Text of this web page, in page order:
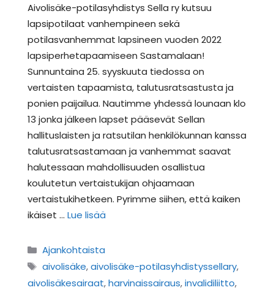
Aivolisäke-potilasyhdistys Sella ry kutsuu
lapsipotilaat vanhempineen sekä
potilasvanhemmat lapsineen vuoden 2022
lapsiperhetapaamiseen Sastamalaan!
Sunnuntaina 25. syyskuuta tiedossa on
vertaisten tapaamista, talutusratsastusta ja
ponien paijailua. Nautimme yhdessä lounaan klo
13 jonka jälkeen lapset pääsevät Sellan
hallituslaisten ja ratsutilan henkilökunnan kanssa
talutusratsastamaan ja vanhemmat saavat
halutessaan mahdollisuuden osallistua
koulutetun vertaistukijan ohjaamaan
vertaistukihetkeen. Pyrimme siihen, että kaiken
ikäiset … Lue lisää
Kategoriat
Ajankohtaista
Avainsanat
aivolisäke,aivolisäke-potilasyhdistyssellary,
aivolisäkesairaat,harvinaissairaus,invalidiliitto,